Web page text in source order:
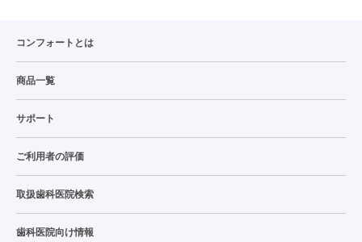
コンフォートとは
商品一覧
サポート
ご利用者の評価
取扱歯科医院検索
歯科医院向け情報